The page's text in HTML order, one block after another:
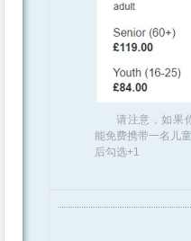
请注意，如果
能免费携带一名儿
后勾选+1